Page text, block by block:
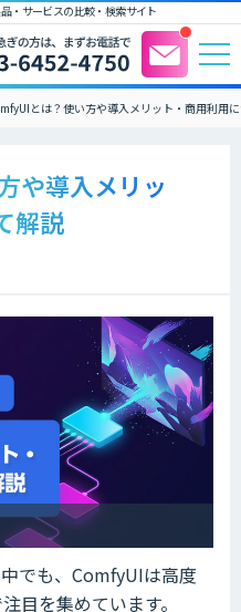
・サービスの比較・検索サイト
とは？使い方や導入メリット・商用利用
や導入メリッ
解説
でも、ComfyUIは高度
目を集めています。